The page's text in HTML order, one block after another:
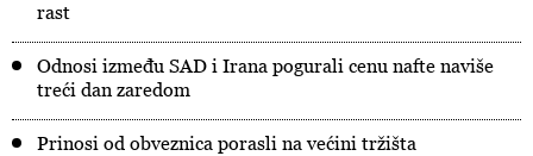
rast
Odnosi između SAD i Irana pogurali cenu nafte naviše
treći dan zaredom
Prinosi od obveznica porasli na većini tržišta